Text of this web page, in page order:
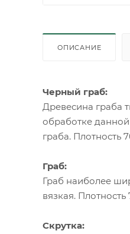
ОПИСАНИЕ
Черный граб:
Древесина граба
обработке
граба. Плотность
Граб:
Граб наиболее
вязкая.
Скрутка: